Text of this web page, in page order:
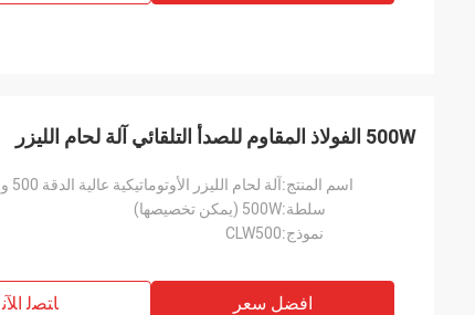
500W الفولاذ المقاوم للصدأ التلقائي آلة لحام الليزر
اسم المنتج:آلة لحام الليزر الأوتوماتيكية عالية الدقة 500 واط للفولاذ المقاوم للصدأ
سلطة:500W (يمكن تخصيصها)
نموذج:CLW500
افضل سعر ﺎﺘﺼﻟ ﺍﻶﻧ